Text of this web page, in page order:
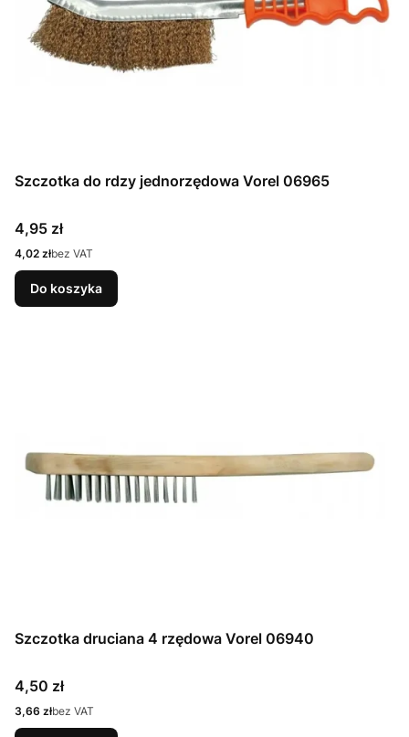
Szczotka do rdzy jednorzędowa Vorel 06965
Cena
4,95 zł
Cena
4,02 złbez VAT
Do koszyka
Szczotka druciana 4 rzędowa Vorel 06940
Cena
4,50 zł
Cena
3,66 złbez VAT